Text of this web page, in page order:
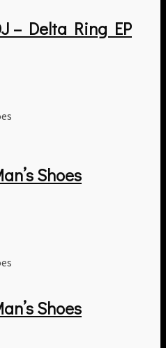
‎– Delta Ring EP
Shoes
Shoes